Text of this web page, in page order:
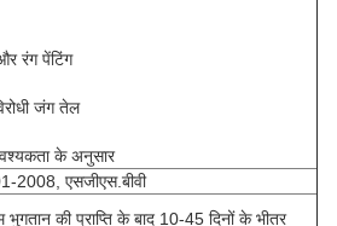
रंग पेंटिंग
जंग तेल
के अनुसार
2008, एसजीएस.बीवी
भुगतान की प्राप्ति के बाद 10-45 दिनों के भीतर